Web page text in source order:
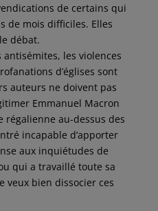
de certains qui
de mois difficiles. Elles
débat.
les violences
d’églises sont
auteurs ne doivent pas
Emmanuel Macron
régalienne au-dessus des
incapable d’apporter
aux inquiétudes de
qui a travaillé toute sa
veux bien dissocier ces